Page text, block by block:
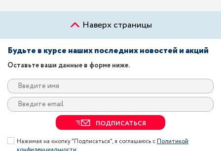
Наверх страницы
Будьте в курсе наших последних новостей и акций
Оставьте ваши данные в форме ниже.
ПОДПИСАТЬСЯ
Нажимая на кнопку "Подписаться", я соглашаюсь сПолитикой